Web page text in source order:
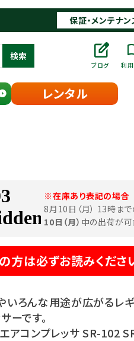
保証・メンテナ
検索
ブログ 利
レンタル
※在庫あり表記の場合
8月10日（月） 13時ま
10日（月） 中の出荷が可
方は必ずお読みくださ
いろんな用途が広がるレ
ーです。
アコンプレッサ SR-102